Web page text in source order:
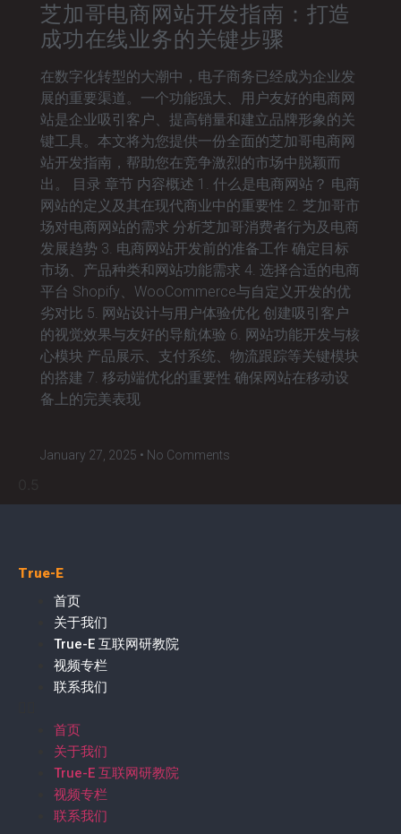
芝加哥电商网站开发指南：打造
成功在线业务的关键步骤
在数字化转型的大潮中，电子商务已经成为企业发
展的重要渠道。一个功能强大、用户友好的电商网
站是企业吸引客户、提高销量和建立品牌形象的关
键工具。本文将为您提供一份全面的芝加哥电商网
站开发指南，帮助您在竞争激烈的市场中脱颖而
出。 目录 章节 内容概述 1. 什么是电商网站？ 电商
网站的定义及其在现代商业中的重要性 2. 芝加哥市
场对电商网站的需求 分析芝加哥消费者行为及电商
发展趋势 3. 电商网站开发前的准备工作 确定目标
市场、产品种类和网站功能需求 4. 选择合适的电商
平台 Shopify、WooCommerce与自定义开发的优
劣对比 5. 网站设计与用户体验优化 创建吸引客户
的视觉效果与友好的导航体验 6. 网站功能开发与核
心模块 产品展示、支付系统、物流跟踪等关键模块
的搭建 7. 移动端优化的重要性 确保网站在移动设
备上的完美表现
January 27, 2025 No Comments
True-E
首页
关于我们
True-E 互联网研教院
视频专栏
联系我们
首页
关于我们
True-E 互联网研教院
视频专栏
联系我们